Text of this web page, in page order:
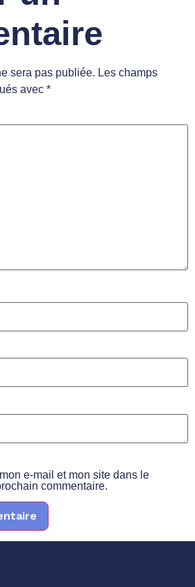
sera pas publiée. Les champs
avec *
e-mail et mon site dans le
commentaire.